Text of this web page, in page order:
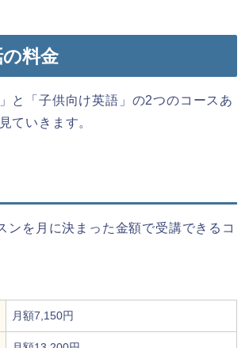
料金
と「子供向け英語」の2つのコースあ
ていきます。
ンを月に決まった金額で受講できるコ
月額7,150円